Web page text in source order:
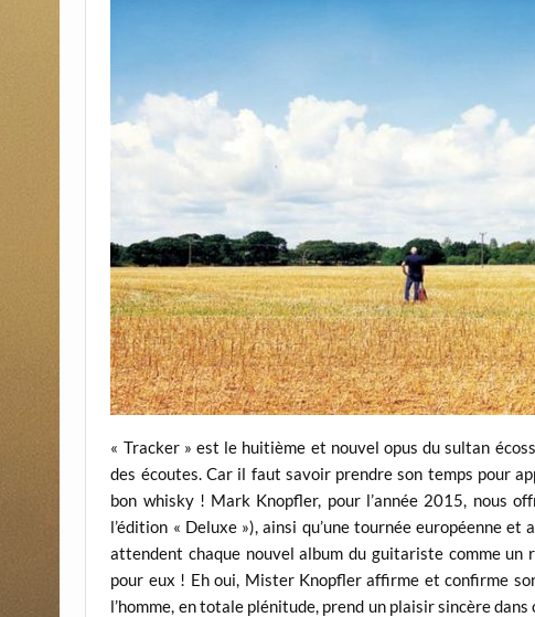
« Tracker » est le huitième et nouvel opus du sultan
des écoutes. Car il faut savoir prendre son temps pour
bon whisky ! Mark Knopfler, pour l’année 2015, nous
l’édition « Deluxe »), ainsi qu’une tournée européenne
attendent chaque nouvel album du guitariste comme
pour eux ! Eh oui, Mister Knopfler affirme et confirme
l’homme, en totale plénitude, prend un plaisir sincère